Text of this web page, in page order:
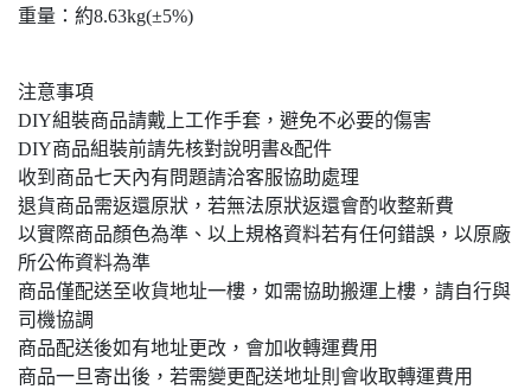
重量：約8.63kg(±5%)
注意事項
DIY組裝商品請戴上工作手套，避免不必要的傷害
DIY商品組裝前請先核對說明書&配件
收到商品七天內有問題請洽客服協助處理
退貨商品需返還原狀，若無法原狀返還會酌收整新費
以實際商品顏色為準、以上規格資料若有任何錯誤，以原廠
所公佈資料為準
商品僅配送至收貨地址一樓，如需協助搬運上樓，請自行與
司機協調
商品配送後如有地址更改，會加收轉運費用
商品一旦寄出後，若需變更配送地址則會收取轉運費用